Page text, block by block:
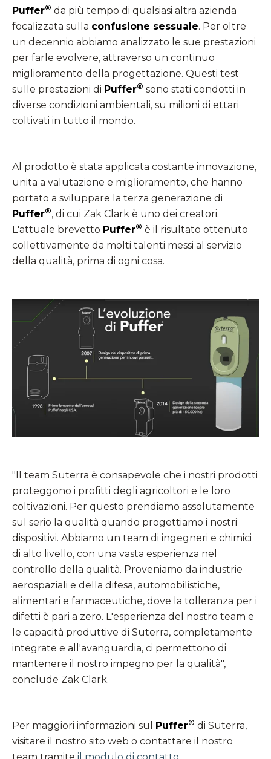
Puffer® da più tempo di qualsiasi altra azienda
focalizzata sulla confusione sessuale. Per oltre
un decennio abbiamo analizzato le sue prestazioni
per farle evolvere, attraverso un continuo
miglioramento della progettazione. Questi test
sulle prestazioni di Puffer® sono stati condotti in
diverse condizioni ambientali, su milioni di ettari
coltivati in tutto il mondo.
Al prodotto è stata applicata costante innovazione,
unita a valutazione e miglioramento, che hanno
portato a sviluppare la terza generazione di
Puffer®, di cui Zak Clark è uno dei creatori.
L'attuale brevetto Puffer® è il risultato ottenuto
collettivamente da molti talenti messi al servizio
della qualità, prima di ogni cosa.
"Il team Suterra è consapevole che i nostri prodotti
proteggono i profitti degli agricoltori e le loro
coltivazioni. Per questo prendiamo assolutamente
sul serio la qualità quando progettiamo i nostri
dispositivi. Abbiamo un team di ingegneri e chimici
di alto livello, con una vasta esperienza nel
controllo della qualità. Proveniamo da industrie
aerospaziali e della difesa, automobilistiche,
alimentari e farmaceutiche, dove la tolleranza per i
difetti è pari a zero. L'esperienza del nostro team e
le capacità produttive di Suterra, completamente
integrate e all'avanguardia, ci permettono di
mantenere il nostro impegno per la qualità",
conclude Zak Clark.
Per maggiori informazioni sul Puffer® di Suterra,
visitare il nostro sito web o contattare il nostro